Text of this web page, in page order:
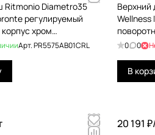
Ritmonio Diametro35
регулируемый
хром
Арт.PR5575AB01CRL
Верхний
Wellness
0 0
В
20 191